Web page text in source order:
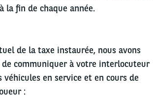
la fin de chaque année.
de la taxe instaurée, nous avons
communiquer à votre interlocuteur
en service et en cours de
: